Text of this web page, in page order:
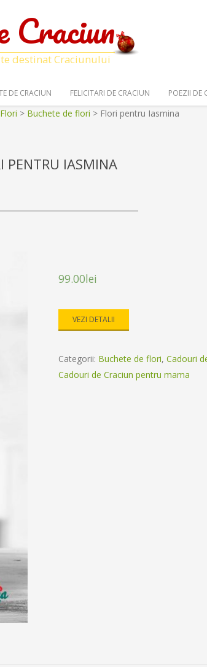
Craciun
destinat Craciunului
DE CRACIUN FELICITARI DE CRACIUN POEZII DE
Flori > Buchete de flori > Flori pentru Iasmina
PENTRU IASMINA
99.00lei
VEZI DETALII
Categorii: Buchete de flori,Cadouri
Cadouri de Craciun pentru mama